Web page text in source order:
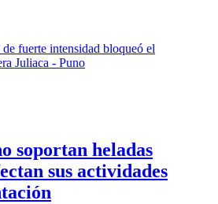
soportan heladas
sus actividades